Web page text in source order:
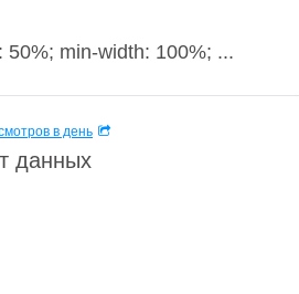
min-width: 100%; ...
в день
данных